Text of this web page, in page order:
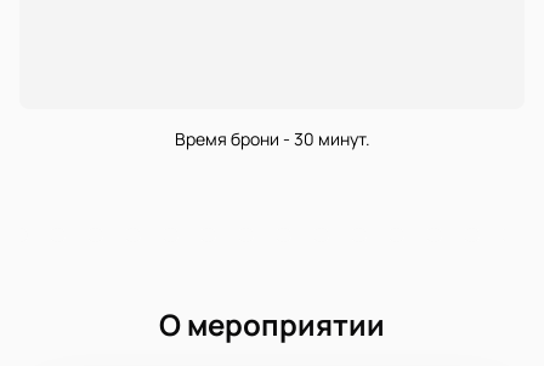
Время брони - 30 минут.
О мероприятии